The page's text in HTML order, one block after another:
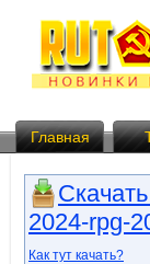
Главная
2024-rpg-
Как тут качать?